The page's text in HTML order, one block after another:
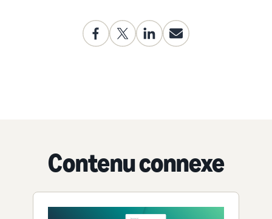
Contenu connexe